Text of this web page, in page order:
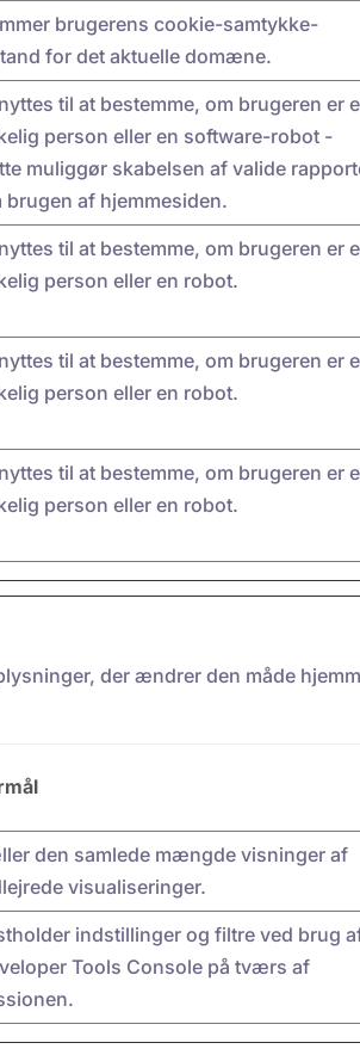
brugerens cookie-samtykke-
for det aktuelle domæne.
til at bestemme, om brugeren er
person eller en software-robot -
muliggør skabelsen af valide
brugen af hjemmesiden.
til at bestemme, om brugeren er
person eller en robot.
til at bestemme, om brugeren er
person eller en robot.
til at bestemme, om brugeren er
person eller en robot.
der ændrer den måde
den samlede mængde visninger af
visualiseringer.
indstillinger og filtre ved brug
Tools Console på tværs af